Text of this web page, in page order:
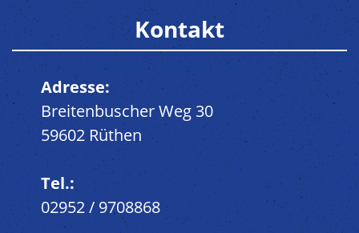
Kontakt
Adresse:
Breitenbuscher Weg 30
59602 Rüthen
Tel.:
02952 / 9708868